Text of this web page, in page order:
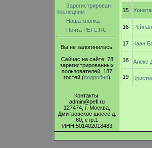
Зарегистрирован
последним
Наша кнопка
Почта PEFL.RU
Вы не залогинились.
Сейчас на сайте: 78
зарегистрированных
пользователей, 187
гостей (подробно)
Контакты:
admin@pefl.ru
127474, г. Москва,
Дмитровское шоссе д.
60, стр.1
ИНН 501402018483
15
16
17 Каан
18 Алекс
19